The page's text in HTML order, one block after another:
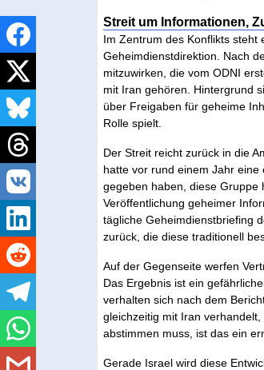
Streit um Informationen,
Im Zentrum des Konflikts steht
Geheimdienstdirektion. Nach
mitzuwirken, die vom ODNI
mit Iran gehören. Hintergrund
über Freigaben für geheime
Rolle spielt.
Der Streit reicht zurück in die
hatte vor rund einem Jahr eine
gegeben haben, diese Gruppe
Veröffentlichung geheimer
tägliche Geheimdienstbriefing
zurück, die diese traditionell
Auf der Gegenseite werfen
Das Ergebnis ist ein
verhalten sich nach dem
gleichzeitig mit Iran
abstimmen muss, ist das ein
Gerade Israel wird diese